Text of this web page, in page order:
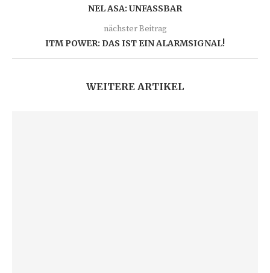
NEL ASA: UNFASSBAR
nächster Beitrag
ITM POWER: DAS IST EIN ALARMSIGNAL!
WEITERE ARTIKEL